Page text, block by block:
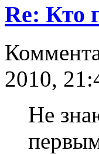
Re: Кто
2010,
Не